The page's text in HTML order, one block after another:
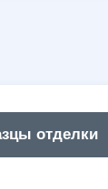
отделки